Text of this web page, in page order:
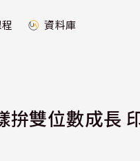
資料庫
拚雙位數成長